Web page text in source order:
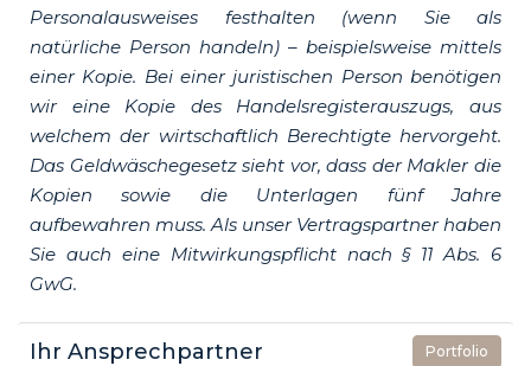
Personalausweises festhalten (wenn Sie als
natürliche Person handeln) – beispielsweise mittels
einer Kopie. Bei einer juristischen Person benötigen
wir eine Kopie des Handelsregisterauszugs, aus
welchem der wirtschaftlich Berechtigte hervorgeht.
Das Geldwäschegesetz sieht vor, dass der Makler die
Kopien sowie die Unterlagen fünf Jahre
aufbewahren muss. Als unser Vertragspartner haben
Sie auch eine Mitwirkungspflicht nach § 11 Abs. 6
GwG.
Ihr Ansprechpartner Portfolio